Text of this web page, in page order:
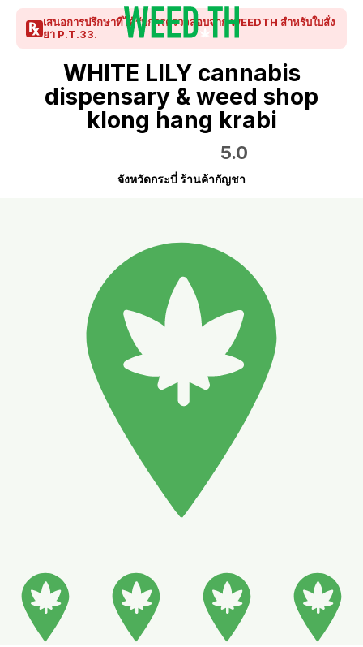
เสนอการปรึกษาที่ได้รับการตรวจสอบจาก WEEDTH สำหรับใบสั่ง
ยา P.T.33.
WHITE LILY cannabis
dispensary & weed shop
klong hang krabi
5.0
จังหวัดกระบี่ ร้านค้ากัญชา